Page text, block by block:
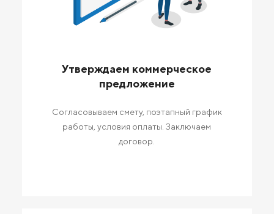
Утверждаем коммерческое
предложение
Согласовываем смету, поэтапный график
работы, условия оплаты. Заключаем
договор.